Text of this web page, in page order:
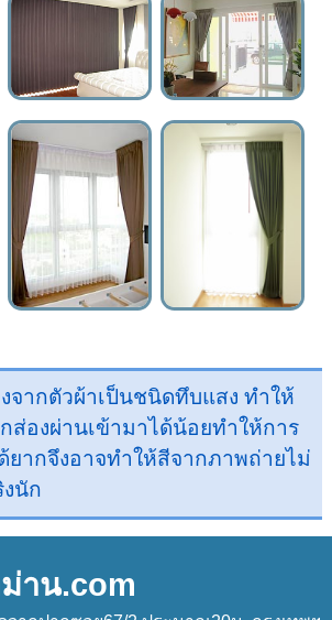
จากตัวผ้าเป็นชนิดทึบแสง ทำให้
ส่องผ่านเข้ามาได้น้อยทำให้การ
ยากจึงอาจทำให้สีจากภาพถ่ายไม่
งนัก
าน.com